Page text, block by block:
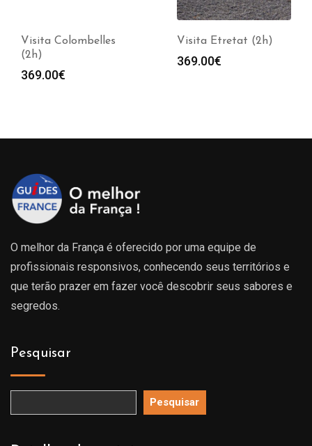
Visita Colombelles
(2h)
369.00€
Visita Etretat (2h)
369.00€
O melhor da França é oferecido por uma equipe de
profissionais responsivos, conhecendo seus territórios e
que terão prazer em fazer você descobrir seus sabores e
segredos.
Pesquisar
Pesquisar